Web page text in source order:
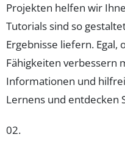
Projekten helfen wir
Tutorials sind so
Ergebnisse liefern.
Fähigkeiten verbessern
Informationen und
Lernens und entdecken
02.